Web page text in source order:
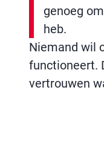
genoeg
heb.
Niemand wil
functioneert.
vertrouwen